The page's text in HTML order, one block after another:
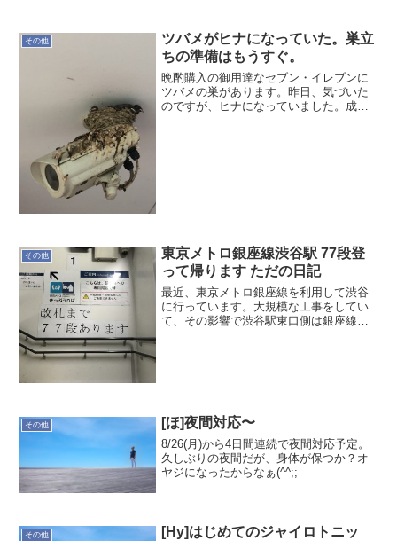
でしまうと思う。あくまで自らのWEB上
の記録程度で、アウトプッ...
その他
ツバメがヒナになっていた。巣立
ちの準備はもうすぐ。
晩酌購入の御用達なセブン・イレブンに
ツバメの巣があります。昨日、気づいた
のですが、ヒナになっていました。成長
その他
東京メトロ銀座線渋谷駅 77段登
って帰ります ただの日記
最近、東京メトロ銀座線を利用して渋谷
に行っています。大規模な工事をしてい
て、その影響で渋谷駅東口側は銀座線に
その他 [ほ]夜間対応〜
8/26(月)から4日間連続で夜間対応予定。
久しぶりの夜間だが、身体が保つか？オ
ヤジになったからなぁ(^^;;
その他
[Hy]はじめてのジャイロトニッ